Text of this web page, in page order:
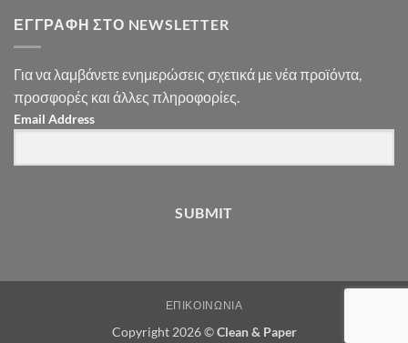
ΕΓΓΡΑΦΉ ΣΤΟ NEWSLETTER
Για να λαμβάνετε ενημερώσεις σχετικά με νέα προϊόντα,
προσφορές και άλλες πληροφορίες.
Email Address
SUBMIT
ΕΠΙΚΟΙΝΩΝΊΑ
Copyright 2026 ©Clean & Paper